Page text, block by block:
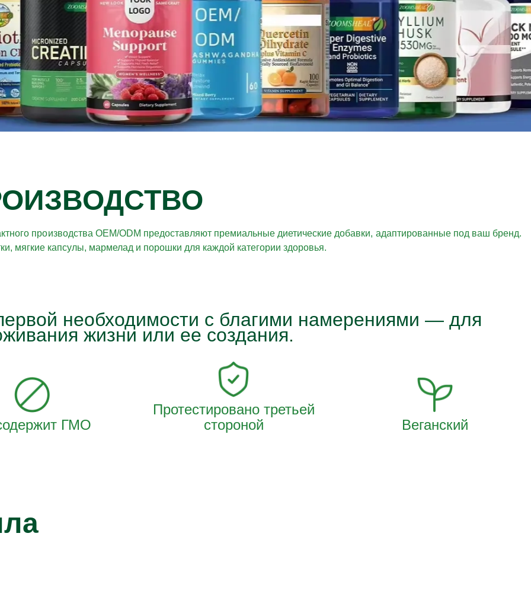
производства OEM/ODM предоставляют премиальные диетические добавки, адаптированные под ваш бренд.
мягкие капсулы, мармелад и порошки для каждой категории здоровья.
необходимости с благими намерениями — для
жизни или ее создания.
ГМО
Протестировано третьей
стороной
Веганский